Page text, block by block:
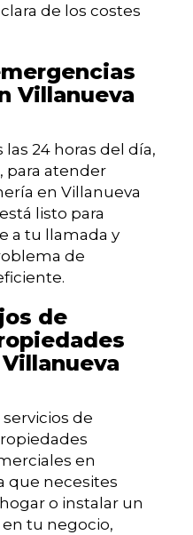
de los costes
Villanueva
24 horas del día,
para atender
en Villanueva
listo para
a tu llamada y
de
de
de
en
que necesites
o instalar un
tu negocio,